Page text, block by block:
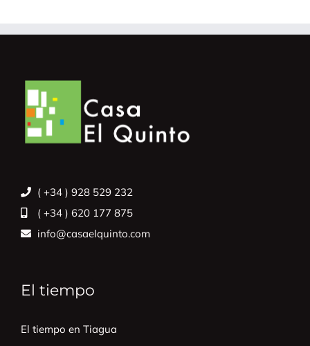
( +34 ) 928 529 232
( +34 ) 620 177 875
info@casaelquinto.com
El tiempo
El tiempo en Tiagua